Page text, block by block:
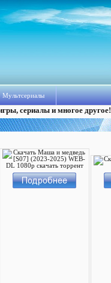
Мультсериалы
сериалы и многое другое!